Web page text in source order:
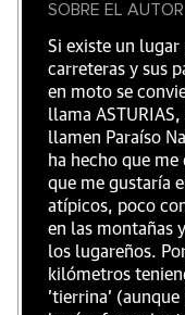
SOBRE EL AUTOR
Si existe un lugar
carreteras y sus
en moto se
llama
llamen Paraíso
ha hecho que
que me gustaría
atípicos, poco
en las montañas
los lugareños.
kilómetros
'tierrina' (aunque